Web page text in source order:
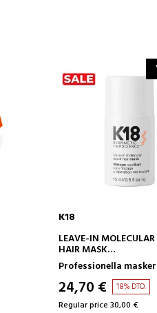
ADD TO
K18
LEAVE-IN MOLECULAR
HAIR MASK
MASCARILLA DE
MOLECULAR
Professionella masker
24,70 € 18% DTO.
Regular price 30,00 €